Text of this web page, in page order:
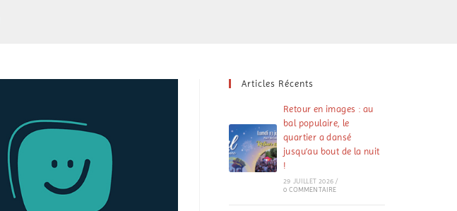
Articles Récents
Retour en images : au
bal populaire, le
quartier a dansé
jusqu’au bout de la nuit
!
29 JUILLET 2026 /
0 COMMENTAIRE